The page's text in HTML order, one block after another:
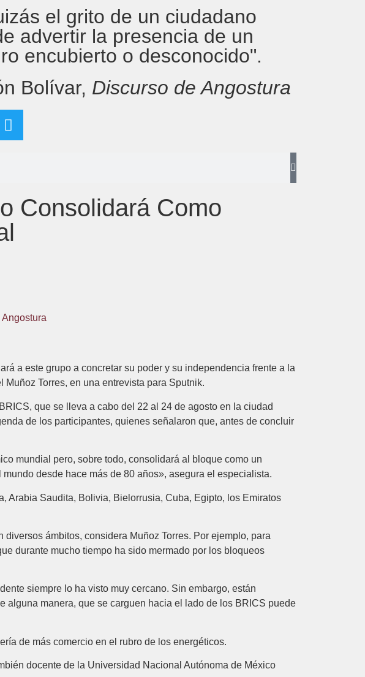
el grito de un ciudadano
advertir la presencia de un
encubierto o desconocido".
Bolívar, Discurso de Angostura
Consolidará Como
Angostura
a este grupo a concretar su poder y su independencia frente a la
Torres, en una entrevista para Sputnik.
que se lleva a cabo del 22 al 24 de agosto en la ciudad
de los participantes, quienes señalaron que, antes de concluir
mundial pero, sobre todo, consolidará al bloque como un
desde hace más de 80 años», asegura el especialista.
Arabia Saudita, Bolivia, Bielorrusia, Cuba, Egipto, los Emiratos
ámbitos, considera Muñoz Torres. Por ejemplo, para
durante mucho tiempo ha sido mermado por los bloqueos
siempre lo ha visto muy cercano. Sin embargo, están
alguna manera, que se carguen hacia el lado de los BRICS puede
de más comercio en el rubro de los energéticos.
docente de la Universidad Nacional Autónoma de México